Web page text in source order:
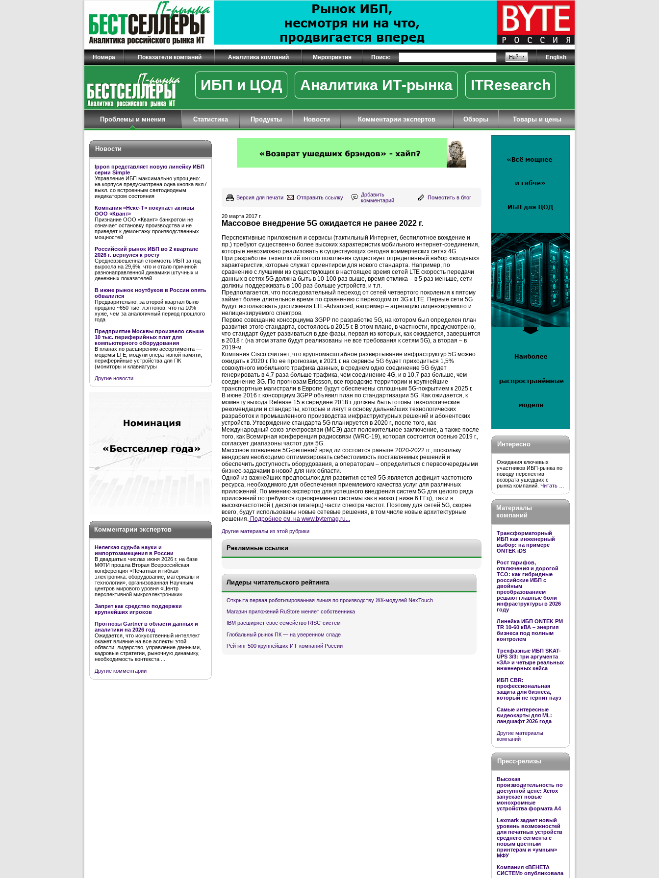
Номера Показатели компаний Аналитика компаний Мероприятия Поиск: English
ИБП и ЦОД Аналитика ИТ-рынка ITResearch
Проблемы и мнения Статистика Продукты Новости Комментарии экспертов Обзоры Товары и цены
Новости
Ippon представляет новую линейку ИБП
серии Simple
Управление ИБП максимально упрощено:
на корпусе предусмотрена одна кнопка вкл./
выкл. со встроенным светодиодным
индикатором состояния
Компания «Некс-Т» покупает активы
ООО «Квант»
Признание ООО «Квант» банкротом не
означает остановку производства и не
приведет к демонтажу производственных
мощностей
Российский рынок ИБП во 2 квартале
2026 г. вернулся к росту
Средневзвешенная стоимость ИБП за год
выросла на 29,6%, что и стало причиной
разнонаправленной динамики штучных и
денежных показателей
В июне рынок ноутбуков в России опять
обвалился
Предварительно, за второй квартал было
продано ~650 тыс. лэптопов, что на 10%
хуже, чем за аналогичный период прошлого
года
Предприятие Москвы произвело свыше
10 тыс. периферийных плат для
компьютерного оборудования
В планах по расширению ассортимента —
модемы LTE, модули оперативной памяти,
периферийные устройства для ПК
(мониторы и клавиатуры
Другие новости
Комментарии экспертов
Нелегкая судьба науки и
импортозамещения в России
В двадцатых числах июня 2026 г. на базе
МФТИ прошла Вторая Всероссийская
конференция «Печатная и гибкая
электроника: оборудование, материалы и
технологии», организованная Научным
центров мирового уровня «Центр
перспективной микроэлектроники».
Запрет как средство поддержки
крупнейших игроков
Прогнозы Gartner в области данных и
аналитики на 2026 год
Ожидается, что искусственный интеллект
окажет влияние на все аспекты этой
области: лидерство, управление данными,
кадровые стратегии, рыночную динамику,
необходимость контекста ...
Другие комментарии
Версия для печати Отправить ссылку
Добавить
комментарий
Поместить в блог
20 марта 2017 г.
Массовое внедрение 5G ожидается не ранее 2022 г.
Перспективные приложения и сервисы (тактильный Интернет, беспилотное вождение и
пр.) требуют существенно более высоких характеристик мобильного интернет-соединения,
которые невозможно реализовать в существующих сегодня коммерческих сетях 4G.
При разработке технологий пятого поколения существует определенный набор «входных»
характеристик, которые служат ориентиром для нового стандарта. Например, по
сравнению с лучшими из существующих в настоящее время сетей LTE скорость передачи
данных в сетях 5G должна быть в 10-100 раз выше, время отклика – в 5 раз меньше, сети
должны поддерживать в 100 раз больше устройств, и т.п.
Предполагается, что последовательный переход от сетей четвертого поколения к пятому
займет более длительное время по сравнению с переходом от 3G к LTE. Первые сети 5G
будут использовать достижения LTE-Advanced, например – агрегацию лицензируемого и
нелицензируемого спектров.
Первое совещание консорциума 3GPP по разработке 5G, на котором был определен план
развития этого стандарта, состоялось в 2015 г. В этом плане, в частности, предусмотрено,
что стандарт будет развиваться в две фазы, первая из которых, как ожидается, завершится
в 2018 г. (на этом этапе будут реализованы не все требования к сетям 5G), а вторая – в
2019-м.
Компания Cisco считает, что крупномасштабное развертывание инфраструктур 5G можно
ожидать к 2020 г. По ее прогнозам, к 2021 г. на сервисы 5G будет приходиться 1,5%
совокупного мобильного трафика данных, в среднем одно соединение 5G будет
генерировать в 4,7 раза больше трафика, чем соединение 4G, и в 10,7 раз больше, чем
соединение 3G. По прогнозам Ericsson, все городские территории и крупнейшие
транспортные магистрали в Европе будут обеспечены сплошным 5G-покрытием к 2025 г.
В июне 2016 г. консорциум 3GPP объявил план по стандартизации 5G. Как ожидается, к
моменту выхода Release 15 в середине 2018 г. должны быть готовы технологические
рекомендации и стандарты, которые и лягут в основу дальнейших технологических
разработок и промышленного производства инфраструктурных решений и абонентских
устройств. Утверждение стандарта 5G планируется в 2020 г., после того, как
Международный союз электросвязи (МСЭ) даст положительное заключение, а также после
того, как Всемирная конференция радиосвязи (WRC-19), которая состоится осенью 2019 г.,
согласует диапазоны частот для 5G.
Массовое появление 5G-решений вряд ли состоится раньше 2020-2022 гг., поскольку
вендорам необходимо оптимизировать себестоимость поставляемых решений и
обеспечить доступность оборудования, а операторам – определиться с первоочередными
бизнес-задачами в новой для них области.
Одной из важнейших предпосылок для развития сетей 5G является дефицит частотного
ресурса, необходимого для обеспечения приемлемого качества услуг для различных
приложений. По мнению экспертов для успешного внедрения систем 5G для целого ряда
приложений потребуются одновременно системы как в низко ( ниже 6 ГГц), так и в
высокочастотной ( десятки гигагерц) части спектра частот. Поэтому для сетей 5G, скорее
всего, будут использованы новые сетевые решения, в том числе новые архитектурные
решения. Подробнее см. на www.bytemag.ru...
Другие материалы из этой рубрики
Рекламные ссылки
Лидеры читательского рейтинга
Открыта первая роботизированная линия по производству ЖК-модулей NexTouch
Магазин приложений RuStore меняет собственника
IBM расширяет свое семейство RISC-систем
Глобальный рынок ПК — на уверенном спаде
Рейтинг 500 крупнейших ИТ-компаний России
Интересно
Ожидания ключевых
участников ИБП-рынка по
поводу перспектив
возврата ушедших с
рынка компаний. Читать …
Материалы
компаний
Трансформаторный
ИБП как инженерный
выбор: на примере
ONTEK iDS
Рост тарифов,
отключения и дорогой
TCO: как гибридные
российские ИБП с
двойным
преобразованием
решают главные боли
инфраструктуры в 2026
году
Линейка ИБП ONTEK PM
TR 10-60 кВА – энергия
бизнеса под полным
контролем
Трехфазные ИБП SKAT-
UPS 3/3: три аргумента
«ЗА» и четыре реальных
инженерных кейса
ИБП CBR:
профессиональная
защита для бизнеса,
который не терпит пауз
Самые интересные
видеокарты для ML:
ландшафт 2026 года
Другие материалы
компаний
Пресс-релизы
Высокая
производительность по
доступной цене: Xerox
запускает новые
монохромные
устройства формата А4
Lexmark задает новый
уровень возможностей
для печатных устройств
среднего сегмента с
новым цветным
принтерам и «умным»
МФУ
Компания «ВЕНЕТА
СИСТЕМ» опубликовала